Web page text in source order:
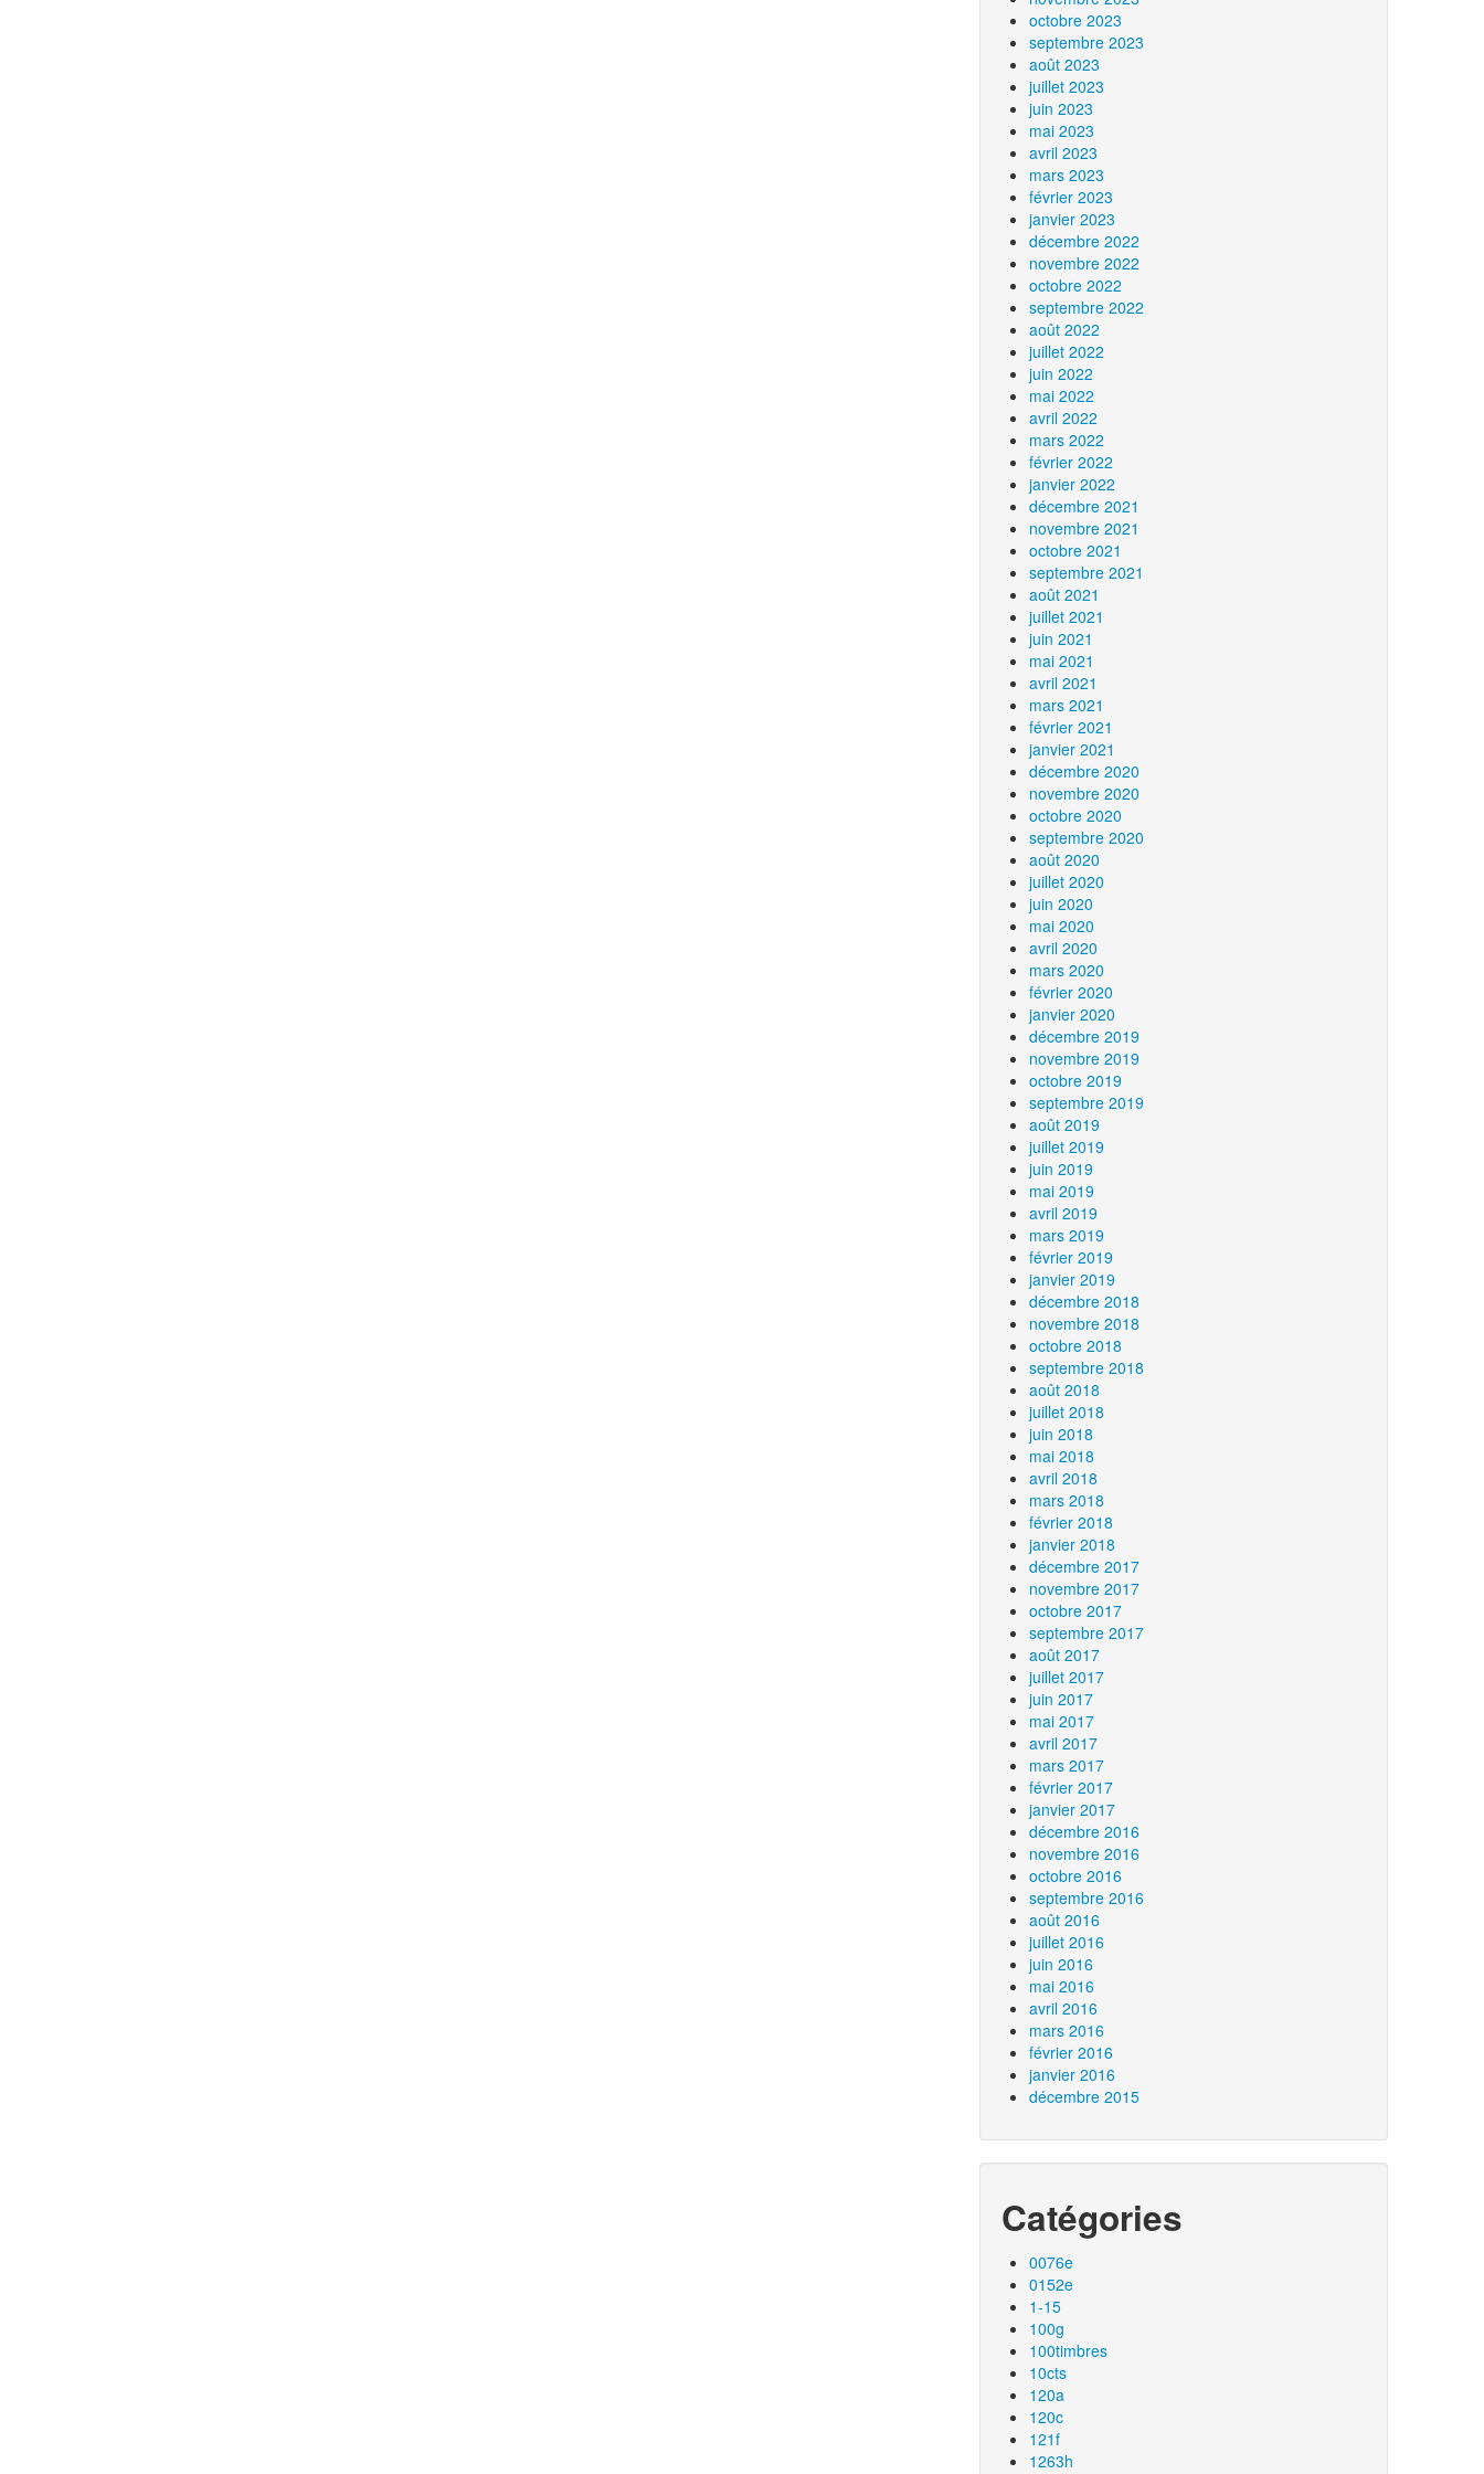
octobre 2023
septembre 2023
août 2023
juillet 2023
juin 2023
mai 2023
avril 2023
mars 2023
février 2023
janvier 2023
décembre 2022
novembre 2022
octobre 2022
septembre 2022
août 2022
juillet 2022
juin 2022
mai 2022
avril 2022
mars 2022
février 2022
janvier 2022
décembre 2021
novembre 2021
octobre 2021
septembre 2021
août 2021
juillet 2021
juin 2021
mai 2021
avril 2021
mars 2021
février 2021
janvier 2021
décembre 2020
novembre 2020
octobre 2020
septembre 2020
août 2020
juillet 2020
juin 2020
mai 2020
avril 2020
mars 2020
février 2020
janvier 2020
décembre 2019
novembre 2019
octobre 2019
septembre 2019
août 2019
juillet 2019
juin 2019
mai 2019
avril 2019
mars 2019
février 2019
janvier 2019
décembre 2018
novembre 2018
octobre 2018
septembre 2018
août 2018
juillet 2018
juin 2018
mai 2018
avril 2018
mars 2018
février 2018
janvier 2018
décembre 2017
novembre 2017
octobre 2017
septembre 2017
août 2017
juillet 2017
juin 2017
mai 2017
avril 2017
mars 2017
février 2017
janvier 2017
décembre 2016
novembre 2016
octobre 2016
septembre 2016
août 2016
juillet 2016
juin 2016
mai 2016
avril 2016
mars 2016
février 2016
janvier 2016
décembre 2015
Catégories
0076e
0152e
1-15
100g
100timbres
10cts
120a
120c
121f
1263h